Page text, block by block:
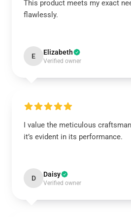
This product meets my exact
flawlessly.
E Elizabeth
Verified owner
I value the meticulous
it’s evident in its performance.
D Daisy
Verified owner